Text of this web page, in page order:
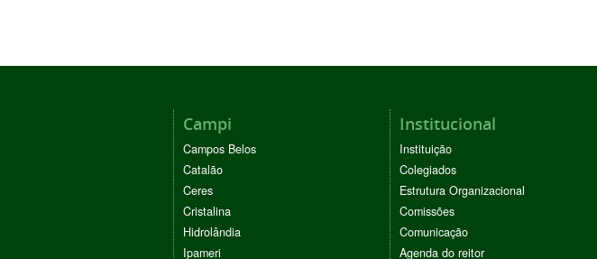
Campi
Campos Belos
Catalão
Ceres
Cristalina
Hidrolândia
Ipameri
Institucional
Instituição
Colegiados
Estrutura Organizacional
Comissões
Comunicação
Agenda do reitor